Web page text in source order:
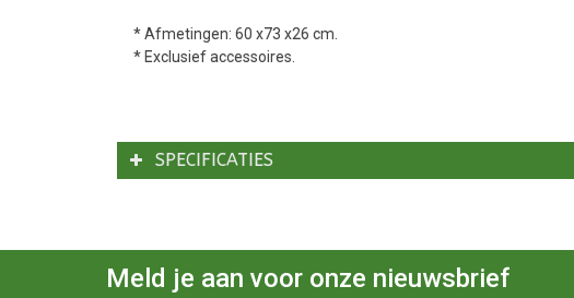
* Afmetingen: 60 x73 x26 cm.
* Exclusief accessoires.
SPECIFICATIES
Meld je aan voor onze nieuwsbrief